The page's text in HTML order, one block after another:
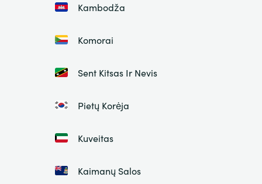
Kambodža
Komorai
Sent Kitsas Ir Nevis
Pietų Korėja
Kuveitas
Kaimanų Salos